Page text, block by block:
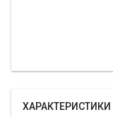
ХАРАКТЕРИСТИКИ